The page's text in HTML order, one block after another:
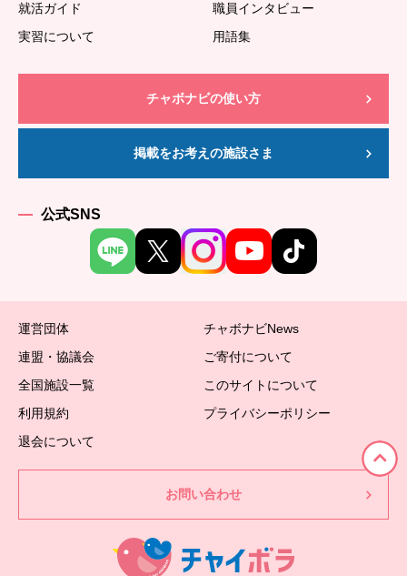
就活ガイド
職員インタビュー
実習について
用語集
チャボナビの使い方
掲載をお考えの施設さま
公式SNS
運営団体
チャボナビNews
連盟・協議会
ご寄付について
全国施設一覧
このサイトについて
利用規約
プライバシーポリシー
退会について
お問い合わせ